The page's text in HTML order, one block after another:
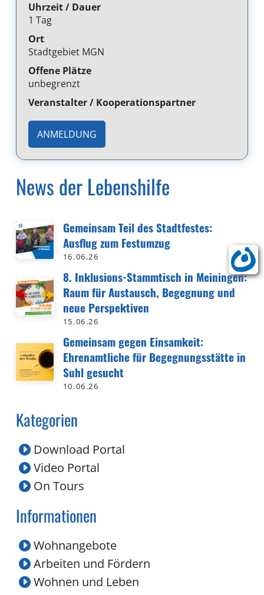
Uhrzeit / Dauer
1 Tag
Ort
Stadtgebiet MGN
Offene Plätze
unbegrenzt
Veranstalter / Kooperationspartner
ANMELDUNG
News der Lebenshilfe
Gemeinsam Teil des Stadtfestes:
Ausflug zum Festumzug
16.06.26
8. Inklusions-Stammtisch in Meiningen:
Raum für Austausch, Begegnung und
neue Perspektiven
15.06.26
Gemeinsam gegen Einsamkeit:
Ehrenamtliche für Begegnungsstätte in
Suhl gesucht
10.06.26
Kategorien
Download Portal
Video Portal
On Tours
Informationen
Wohnangebote
Arbeiten und Fördern
Wohnen und Leben